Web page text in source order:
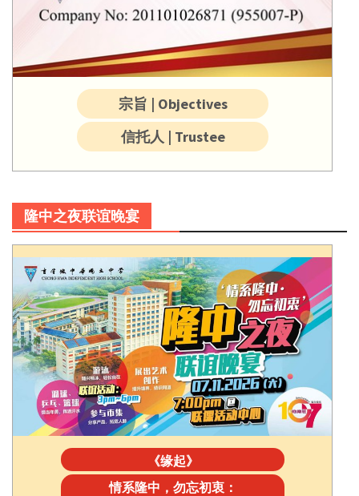
宗旨 | Objectives
信托人 | Trustee
隆中之夜联谊晚宴
《缘起》
情系隆中，勿忘初衷：